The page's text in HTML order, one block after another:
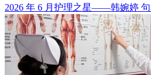
2026 年 6 月护理之星——韩婉婷